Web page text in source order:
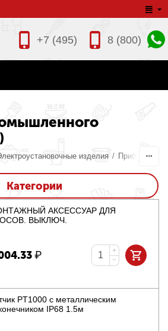
8 (800)
+7 (495)
изделия / Приборы
Категории
АКСЕССУАР ДЛЯ
ВЫКЛЮЧ.
₽
+
−
PT1000 с металлическим
IP68 1.5м